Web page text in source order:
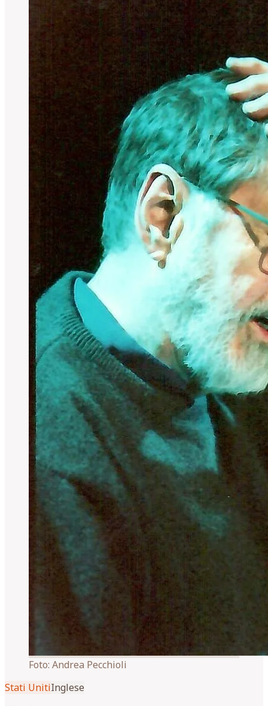
Foto: Andrea Pecchioli
Stati UnitiInglese